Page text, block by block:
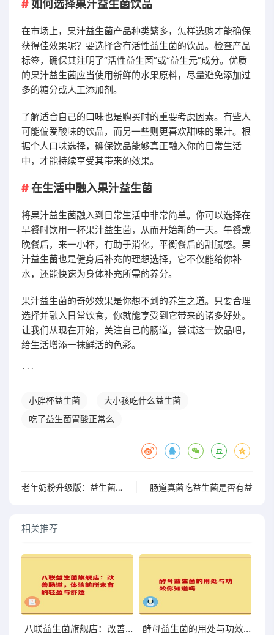
如何选择果汁益生菌饮品
在市场上，果汁益生菌产品种类繁多，怎样选购才能确保
获得佳效果呢？要选择含有活性益生菌的饮品。检查产品
标签，确保其注明了“活性益生菌”或“益生元”成分。优质
的果汁益生菌应当使用新鲜的水果原料，尽量避免添加过
多的糖分或人工添加剂。
了解适合自己的口味也是购买时的重要考虑因素。有些人
可能偏爱酸味的饮品，而另一些则更喜欢甜味的果汁。根
据个人口味选择，确保饮品能够真正融入你的日常生活
中，才能持续享受其带来的效果。
在生活中融入果汁益生菌
将果汁益生菌融入到日常生活中非常简单。你可以选择在
早餐时饮用一杯果汁益生菌，从而开始新的一天。午餐或
晚餐后，来一小杯，有助于消化，平衡餐后的甜腻感。果
汁益生菌也是健身后补充的理想选择，它不仅能给你补
水，还能快速为身体补充所需的养分。
果汁益生菌的奇妙效果是你想不到的养生之道。只要合理
选择并融入日常饮食，你就能享受到它带来的诸多好处。
让我们从现在开始，关注自己的肠道，尝试这一饮品吧，
给生活增添一抹鲜活的色彩。
```
小胖杯益生菌
大小孩吃什么益生菌
吃了益生菌胃酸正常么
老年奶粉升级版：益生菌助力每一天，您准备好尝试了吗？” 肠道真菌吃益生菌是否有益
相关推荐
八联益生菌旗舰店：改善肠道，体验前所未有的轻盈与舒适 酵母益生菌的用处与功效你知道吗